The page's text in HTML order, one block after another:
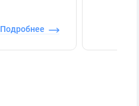
Подробнее